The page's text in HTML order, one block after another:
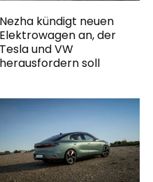
Nezha kündigt neuen
Elektrowagen an, der
Tesla und VW
herausfordern soll